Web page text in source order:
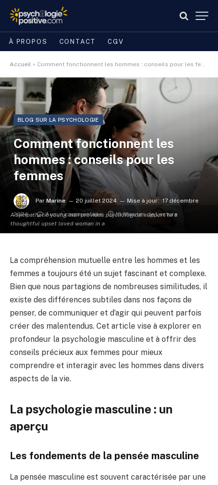
À PROPOS CONTACT CGV
Accueil » Comment fonctionnent les hommes : conseils pour les femmes
A sympathetic young man provides psychological support to a
thoughtful upset loved woman in a
BLOG SUR LA PSYCHOLOGIE
Comment fonctionnent les
hommes : conseils pour les
femmes
Par Marine 20 juillet 2024 Mise à jour: 17 décembre
2024
Aucun commentaire 10 Minutes de Lecture
La compréhension mutuelle entre les hommes et les
femmes a toujours été un sujet fascinant et complexe.
Bien que nous partagions de nombreuses similitudes, il
existe des différences subtiles dans nos façons de
penser, de communiquer et d’agir qui peuvent parfois
créer des malentendus. Cet article vise à explorer en
profondeur la psychologie masculine et à offrir des
conseils précieux aux femmes pour mieux
comprendre et interagir avec les hommes dans divers
aspects de la vie.
La psychologie masculine : un
aperçu
Les fondements de la pensée masculine
La pensée masculine est souvent caractérisée par une